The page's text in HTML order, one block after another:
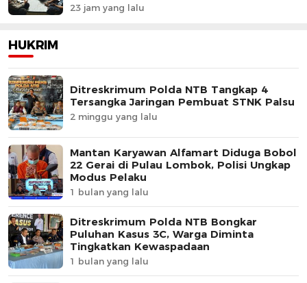
23 jam yang lalu
HUKRIM
Ditreskrimum Polda NTB Tangkap 4
Tersangka Jaringan Pembuat STNK Palsu
2 minggu yang lalu
Mantan Karyawan Alfamart Diduga Bobol
22 Gerai di Pulau Lombok, Polisi Ungkap
Modus Pelaku
1 bulan yang lalu
Ditreskrimum Polda NTB Bongkar
Puluhan Kasus 3C, Warga Diminta
Tingkatkan Kewaspadaan
1 bulan yang lalu